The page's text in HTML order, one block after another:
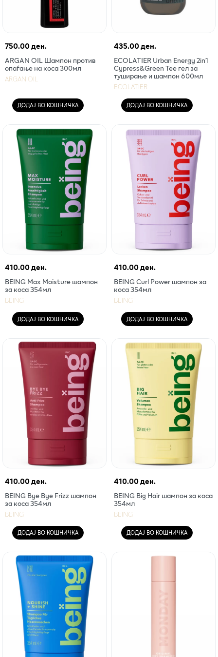
750.00 ден.
ARGAN OIL Шампон против
опаѓање на коса 300мл
ARGAN OIL
ДОДАЈ ВО КОШНИЧКА
435.00 ден.
ECOLATIER Urban Energy 2in1
Cypress&Green Tee гел за
туширање и шампон 600мл
ECOLATIER
ДОДАЈ ВО КОШНИЧКА
410.00 ден.
BEING Max Moisture шампон
за коса 354мл
BEING
ДОДАЈ ВО КОШНИЧКА
410.00 ден.
BEING Curl Power шампон за
коса 354мл
BEING
ДОДАЈ ВО КОШНИЧКА
410.00 ден.
BEING Bye Bye Frizz шампон
за коса 354мл
BEING
ДОДАЈ ВО КОШНИЧКА
410.00 ден.
BEING Big Hair шампон за коса
354мл
BEING
ДОДАЈ ВО КОШНИЧКА